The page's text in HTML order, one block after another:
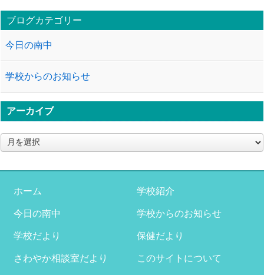
ブログカテゴリー
今日の南中
学校からのお知らせ
アーカイブ
ア
ー
イ
ホーム 学校紹介
今日の南中 学校からのお知らせ
学校だより 保健だより
さわやか相談室だより このサイトについて